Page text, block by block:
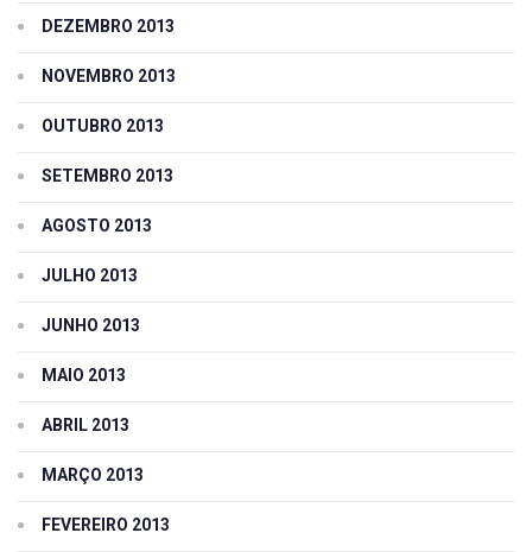
DEZEMBRO 2013
NOVEMBRO 2013
OUTUBRO 2013
SETEMBRO 2013
AGOSTO 2013
JULHO 2013
JUNHO 2013
MAIO 2013
ABRIL 2013
MARÇO 2013
FEVEREIRO 2013